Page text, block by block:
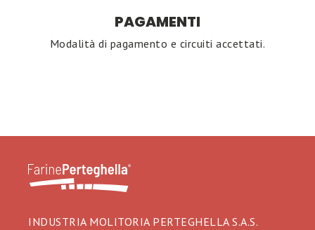
PAGAMENTI
Modalità di pagamento e circuiti accettati.
INDUSTRIA MOLITORIA PERTEGHELLA S.A.S.